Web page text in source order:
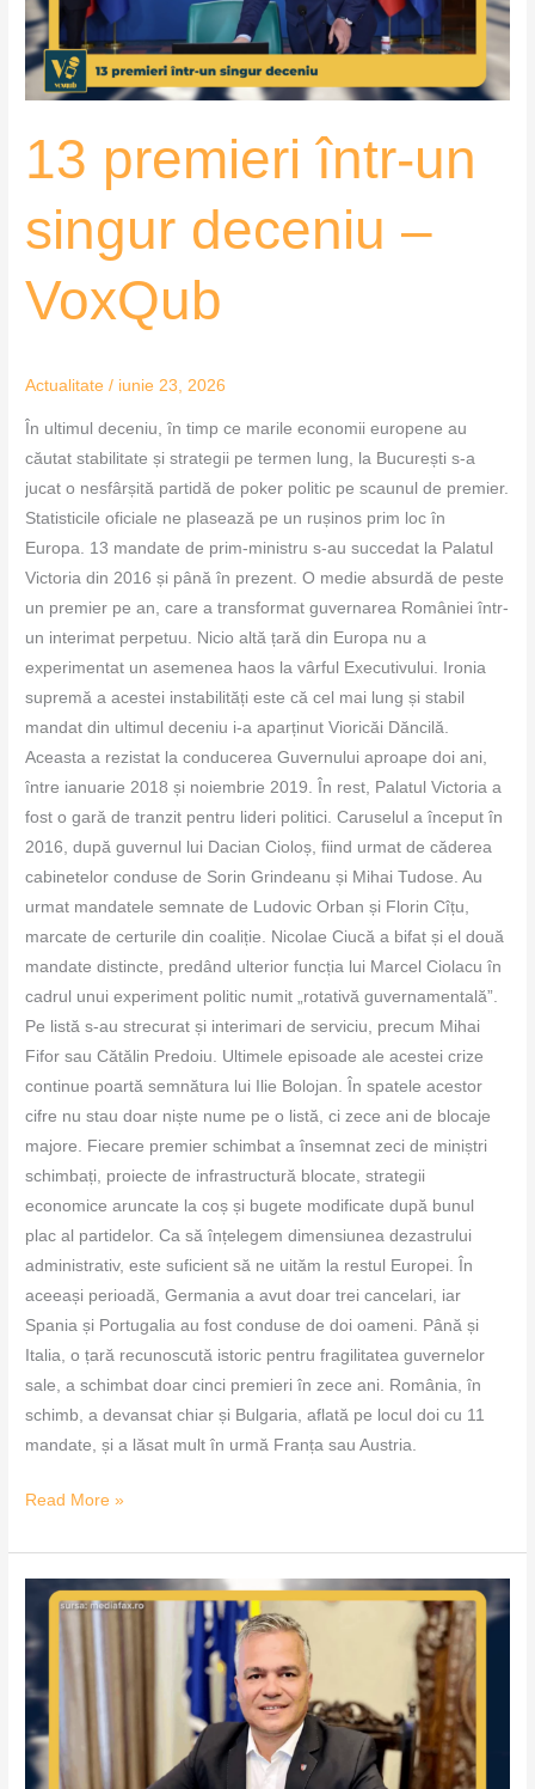
13 premieri într-un
singur deceniu –
VoxQub
Actualitate / iunie 23, 2026
În ultimul deceniu, în timp ce marile economii europene au
căutat stabilitate și strategii pe termen lung, la București s-a
jucat o nesfârșită partidă de poker politic pe scaunul de premier.
Statisticile oficiale ne plasează pe un rușinos prim loc în
Europa. 13 mandate de prim-ministru s-au succedat la Palatul
Victoria din 2016 și până în prezent. O medie absurdă de peste
un premier pe an, care a transformat guvernarea României într-
un interimat perpetuu. Nicio altă țară din Europa nu a
experimentat un asemenea haos la vârful Executivului. Ironia
supremă a acestei instabilități este că cel mai lung și stabil
mandat din ultimul deceniu i-a aparținut Vioricăi Dăncilă.
Aceasta a rezistat la conducerea Guvernului aproape doi ani,
între ianuarie 2018 și noiembrie 2019. În rest, Palatul Victoria a
fost o gară de tranzit pentru lideri politici. Caruselul a început în
2016, după guvernul lui Dacian Cioloș, fiind urmat de căderea
cabinetelor conduse de Sorin Grindeanu și Mihai Tudose. Au
urmat mandatele semnate de Ludovic Orban și Florin Cîțu,
marcate de certurile din coaliție. Nicolae Ciucă a bifat și el două
mandate distincte, predând ulterior funcția lui Marcel Ciolacu în
cadrul unui experiment politic numit „rotativă guvernamentală”.
Pe listă s-au strecurat și interimari de serviciu, precum Mihai
Fifor sau Cătălin Predoiu. Ultimele episoade ale acestei crize
continue poartă semnătura lui Ilie Bolojan. În spatele acestor
cifre nu stau doar niște nume pe o listă, ci zece ani de blocaje
majore. Fiecare premier schimbat a însemnat zeci de miniștri
schimbați, proiecte de infrastructură blocate, strategii
economice aruncate la coș și bugete modificate după bunul
plac al partidelor. Ca să înțelegem dimensiunea dezastrului
administrativ, este suficient să ne uităm la restul Europei. În
aceeași perioadă, Germania a avut doar trei cancelari, iar
Spania și Portugalia au fost conduse de doi oameni. Până și
Italia, o țară recunoscută istoric pentru fragilitatea guvernelor
sale, a schimbat doar cinci premieri în zece ani. România, în
schimb, a devansat chiar și Bulgaria, aflată pe locul doi cu 11
mandate, și a lăsat mult în urmă Franța sau Austria.
–
VoxQub
Read More »
Cine
este
Adrian
Veștea?
VoxQub